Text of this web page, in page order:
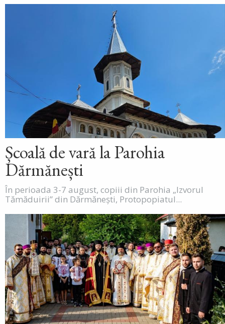
Școală de vară la Parohia
Dărmănești
În perioada 3-7 august, copiii din Parohia „Izvorul
Tămăduirii” din Dărmănești, Protopopiatul...